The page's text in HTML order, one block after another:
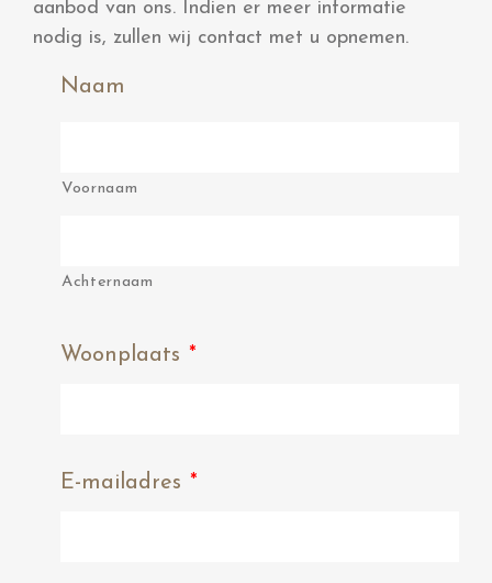
aanbod van ons. Indien er meer informatie
nodig is, zullen wij contact met u opnemen.
Naam
Voornaam
Achternaam
Woonplaats *
E-mailadres *